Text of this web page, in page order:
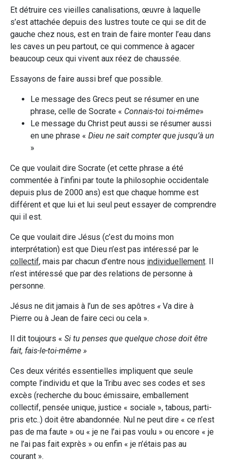
Et détruire ces vieilles canalisations, œuvre à laquelle
s’est attachée depuis des lustres toute ce qui se dit de
gauche chez nous, est en train de faire monter l’eau dans
les caves un peu partout, ce qui commence à agacer
beaucoup ceux qui vivent aux réez de chaussée.
Essayons de faire aussi bref que possible.
Le message des Grecs peut se résumer en une
phrase, celle de Socrate « Connais-toi toi-même»
Le message du Christ peut aussi se résumer aussi
en une phrase « Dieu ne sait compter que jusqu’à un
»
Ce que voulait dire Socrate (et cette phrase a été
commentée à l’infini par toute la philosophie occidentale
depuis plus de 2000 ans) est que chaque homme est
différent et que lui et lui seul peut essayer de comprendre
qui il est.
Ce que voulait dire Jésus (c’est du moins mon
interprétation) est que Dieu n’est pas intéressé par le
collectif, mais par chacun d’entre nous individuellement. Il
n’est intéressé que par des relations de personne à
personne.
Jésus ne dit jamais à l’un de ses apôtres « Va dire à
Pierre ou à Jean de faire ceci ou cela ».
Il dit toujours « Si tu penses que quelque chose doit être
fait, fais-le-toi-même »
Ces deux vérités essentielles impliquent que seule
compte l’individu et que la Tribu avec ses codes et ses
excès (recherche du bouc émissaire, emballement
collectif, pensée unique, justice « sociale », tabous, parti-
pris etc..) doit être abandonnée. Nul ne peut dire « ce n’est
pas de ma faute » ou « je ne l’ai pas voulu » ou encore « je
ne l’ai pas fait exprès » ou enfin « je n’étais pas au
courant ».